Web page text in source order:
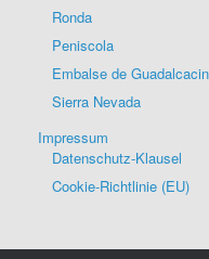
Ronda
Peniscola
Embalse de
Sierra Nevada
Impressum
Datenschutz-Klausel
Cookie-Richtlinie (EU)